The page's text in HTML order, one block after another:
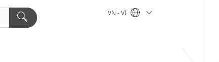
VN - VI